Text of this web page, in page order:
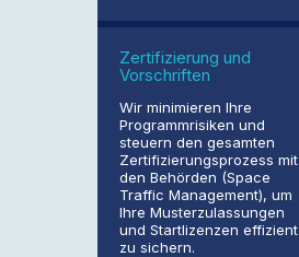
Zertifizierung und
Vorschriften
Wir minimieren Ihre
Programmrisiken und
steuern den gesamten
Zertifizierungsprozess mit
den Behörden (Space
Traffic Management), um
Ihre Musterzulassungen
und Startlizenzen effizient
zu sichern.